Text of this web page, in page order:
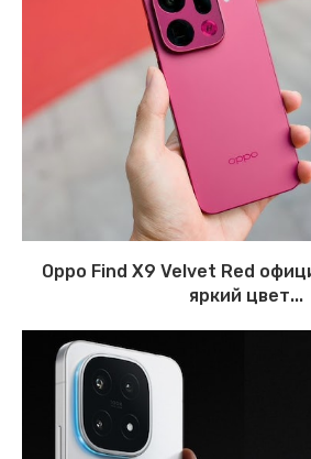
Oppo Find X9 Velvet Red
яркий цвет...